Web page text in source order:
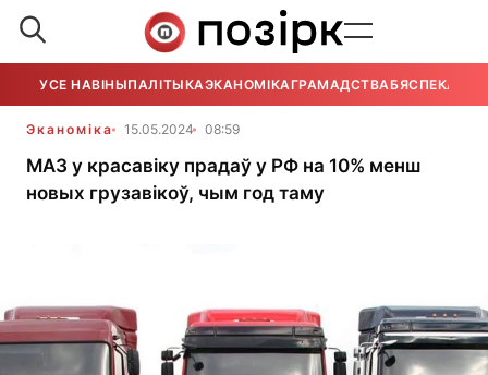
УСЕ НАВІНЫПАЛІТЫКАЭКАНОМІКАГРАМАДСТВАБЯСПЕКА
Эканоміка 15.05.2024 08:59
МАЗ у красавіку прадаў у РФ на 10% менш
новых грузавікоў, чым год таму